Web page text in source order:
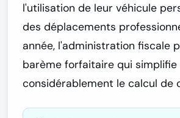
l'utilisation de leur véhicule
des déplacements
année, l'administration fiscale
barème forfaitaire qui simplifie
considérablement le calcul de